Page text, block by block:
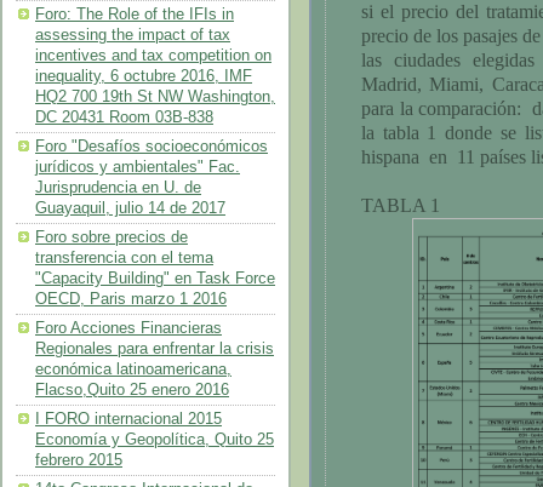
Foro: The Role of the IFIs in
assessing the impact of tax
incentives and tax competition on
inequality, 6 octubre 2016, IMF
HQ2 700 19th St NW Washington,
DC 20431 Room 03B-838
Foro "Desafíos socioeconómicos
jurídicos y ambientales" Fac.
Jurisprudencia en U. de
Guayaquil, julio 14 de 2017
Foro sobre precios de
transferencia con el tema
"Capacity Building" en Task Force
OECD, Paris marzo 1 2016
Foro Acciones Financieras
Regionales para enfrentar la crisis
económica latinoamericana,
Flacso,Quito 25 enero 2016
I FORO internacional 2015
Economía y Geopolítica, Quito 25
febrero 2015
si el precio del
precio de los pasajes
las ciudades
Madrid, Miami,
para la comparación:
la tabla 1 donde se
hispana en 11 países
TABLA 1